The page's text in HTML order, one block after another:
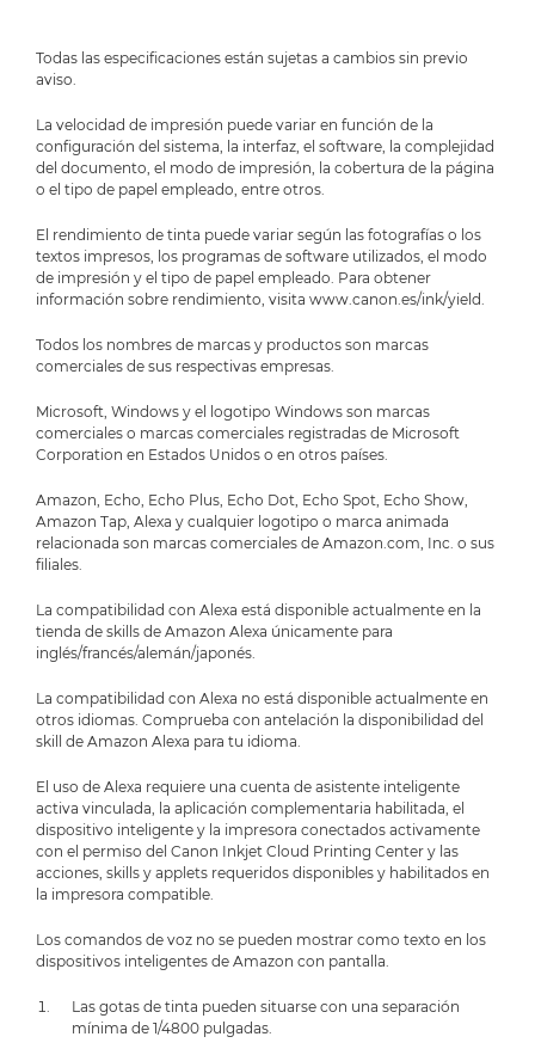
Todas las especificaciones están sujetas a cambios sin previo
aviso.
La velocidad de impresión puede variar en función de la
configuración del sistema, la interfaz, el software, la complejidad
del documento, el modo de impresión, la cobertura de la página
o el tipo de papel empleado, entre otros.
El rendimiento de tinta puede variar según las fotografías o los
textos impresos, los programas de software utilizados, el modo
de impresión y el tipo de papel empleado. Para obtener
información sobre rendimiento, visita www.canon.es/ink/yield.
Todos los nombres de marcas y productos son marcas
comerciales de sus respectivas empresas.
Microsoft, Windows y el logotipo Windows son marcas
comerciales o marcas comerciales registradas de Microsoft
Corporation en Estados Unidos o en otros países.
Amazon, Echo, Echo Plus, Echo Dot, Echo Spot, Echo Show,
Amazon Tap, Alexa y cualquier logotipo o marca animada
relacionada son marcas comerciales de Amazon.com, Inc. o sus
filiales.
La compatibilidad con Alexa está disponible actualmente en la
tienda de skills de Amazon Alexa únicamente para
inglés/francés/alemán/japonés.
La compatibilidad con Alexa no está disponible actualmente en
otros idiomas. Comprueba con antelación la disponibilidad del
skill de Amazon Alexa para tu idioma.
El uso de Alexa requiere una cuenta de asistente inteligente
activa vinculada, la aplicación complementaria habilitada, el
dispositivo inteligente y la impresora conectados activamente
con el permiso del Canon Inkjet Cloud Printing Center y las
acciones, skills y applets requeridos disponibles y habilitados en
la impresora compatible.
Los comandos de voz no se pueden mostrar como texto en los
dispositivos inteligentes de Amazon con pantalla.
Las gotas de tinta pueden situarse con una separación
mínima de 1/4800 pulgadas.